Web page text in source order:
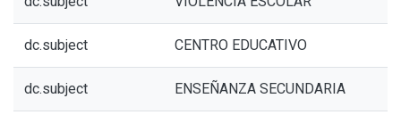
dc.subject CENTRO EDUCATIVO
dc.subject ENSEÑANZA SECUNDARIA